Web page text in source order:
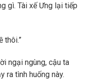
gì. Tài xế Ưng lại tiếp
thôi.”
ngại ngùng, cậu ta
ra tình huống này.